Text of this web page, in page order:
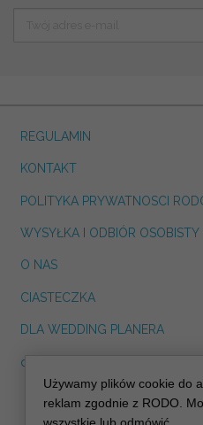
REGULAMIN
KONTAKT
POLITYKA PRYWATNOSCI
WYSYŁKA I ODBIÓR OSOBISTY
O NAS
CIASTECZKA
DLA WEDDING PLANERA
dreskot.com
Używamy plików cookie do
reklam zgodnie z RODO.